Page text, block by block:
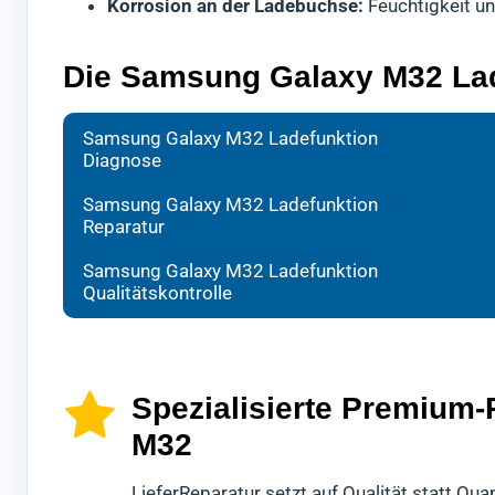
Korrosion an der Ladebuchse: Feuchtigkeit
Die Samsung Galaxy M32
Samsung Galaxy M32 Ladefunktion
Diagnose
Samsung Galaxy M32 Ladefunktion
Reparatur
Samsung Galaxy M32 Ladefunktion
Qualitätskontrolle
Spezialisierte
M32